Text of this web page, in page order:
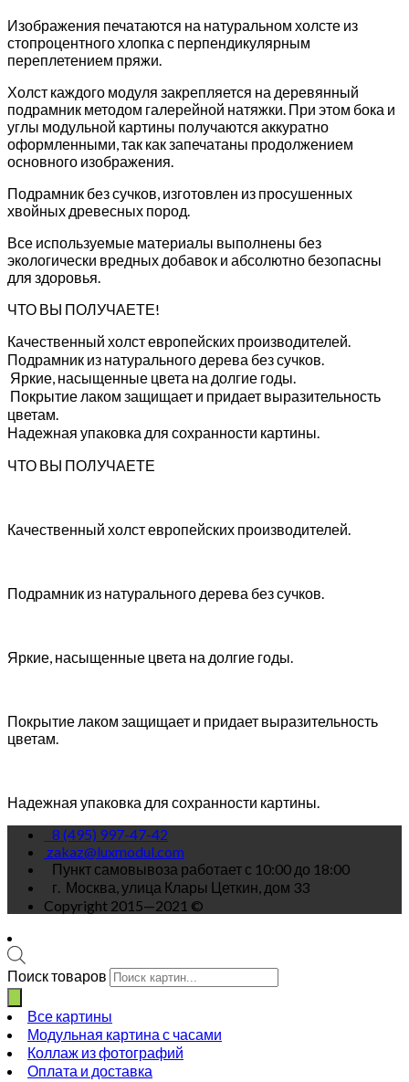
Изображения печатаются на натуральном холсте из
стопроцентного хлопка с перпендикулярным
переплетением пряжи.
Холст каждого модуля закрепляется на деревянный
подрамник методом галерейной натяжки. При этом бока и
углы модульной картины получаются аккуратно
оформленными, так как запечатаны продолжением
основного изображения.
Подрамник без сучков, изготовлен из просушенных
хвойных древесных пород.
Все используемые материалы выполнены без
экологически вредных добавок и абсолютно безопасны
для здоровья.
ЧТО ВЫ ПОЛУЧАЕТЕ!
Качественный холст европейских производителей.
Подрамник из натурального дерева без сучков.
Яркие, насыщенные цвета на долгие годы.
Покрытие лаком защищает и придает выразительность
цветам.
Надежная упаковка для сохранности картины.
ЧТО ВЫ ПОЛУЧАЕТЕ
Качественный холст европейских производителей.
Подрамник из натурального дерева без сучков.
Яркие, насыщенные цвета на долгие годы.
Покрытие лаком защищает и придает выразительность
цветам.
Надежная упаковка для сохранности картины.
8 (495) 997-47-42
zakaz@luxmodul.com
Пункт самовывоза работает с 10:00 до 18:00
г. Москва, улица Клары Цеткин, дом 33
Copyright 2015—2021 ©
Поиск товаров
Все картины
Модульная картина с часами
Коллаж из фотографий
Оплата и доставка